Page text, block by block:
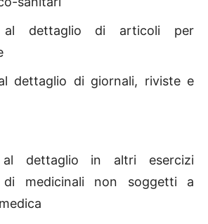
al dettaglio di articoli per
dettaglio di giornali, riviste e
al dettaglio in altri esercizi
di medicinali non soggetti a